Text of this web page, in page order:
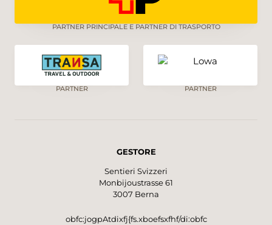
PARTNER PRINCIPALE E PARTNER DI TRASPORTO
PARTNER PARTNER
GESTORE
Sentieri Svizzeri
Monbijoustrasse 61
3007 Berna
obfc:jogpAtdixfj{fs.xboefsxfhf/di:obfc